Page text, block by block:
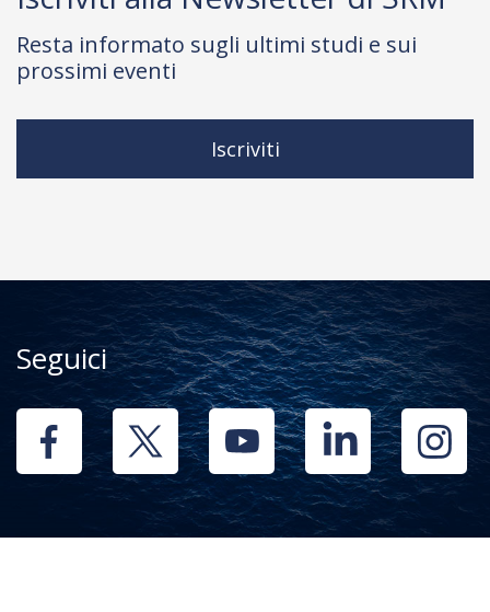
Resta informato sugli ultimi studi e sui
prossimi eventi
Iscriviti
Seguici